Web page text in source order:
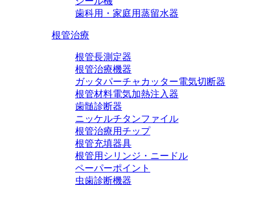
歯科用・家庭用蒸留水器
根管治療
根管長測定器
根管治療機器
ガッタパーチャカッター電気切断器
根管材料電気加熱注入器
歯髄診断器
ニッケルチタンファイル
根管治療用チップ
根管充填器具
根管用シリンジ・ニードル
ペーパーポイント
虫歯診断機器